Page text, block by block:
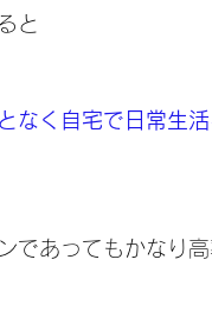
と
なく自宅で日常生
であってもかなり